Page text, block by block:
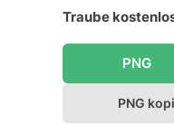
Traube
PNG
PNG